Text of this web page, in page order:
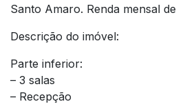
Santo Amaro. Renda mensal
Descrição do imóvel:
Parte inferior:
– 3 salas
– Recepção